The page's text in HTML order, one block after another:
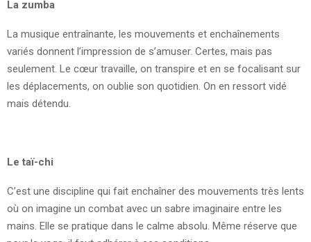
La zumba
La musique entraînante, les mouvements et enchaînements
variés donnent l’impression de s’amuser. Certes, mais pas
seulement. Le cœur travaille, on transpire et en se focalisant sur
les déplacements, on oublie son quotidien. On en ressort vidé
mais détendu.
Le taï-chi
C’est une discipline qui fait enchaîner des mouvements très lents
où on imagine un combat avec un sabre imaginaire entre les
mains. Elle se pratique dans le calme absolu. Même réserve que